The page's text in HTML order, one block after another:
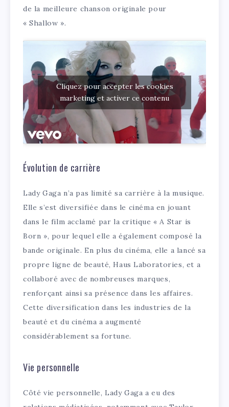
de la meilleure chanson originale pour
« Shallow ».
Cliquez pour accepter les cookies
marketing et activer ce contenu
Évolution de carrière
Lady Gaga n’a pas limité sa carrière à la musique.
Elle s’est diversifiée dans le cinéma en jouant
dans le film acclamé par la critique « A Star is
Born », pour lequel elle a également composé la
bande originale. En plus du cinéma, elle a lancé sa
propre ligne de beauté, Haus Laboratories, et a
collaboré avec de nombreuses marques,
renforçant ainsi sa présence dans les affaires.
Cette diversification dans les industries de la
beauté et du cinéma a augmenté
considérablement sa fortune.
Vie personnelle
Côté vie personnelle, Lady Gaga a eu des